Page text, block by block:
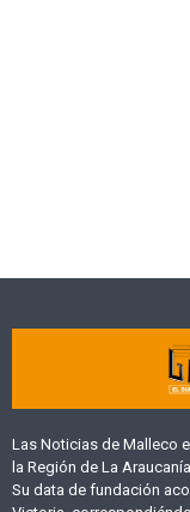
Las Noticias de Malleco
la Región de La Araucanía.
Su data de fundación